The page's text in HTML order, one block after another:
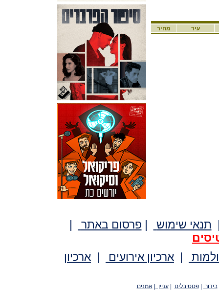
מחיר עיר
תנאי שימוש | פרסום באתר
|
| ארכיון אירועים | ארכיון
בידור |פסטיבלים |עניין |אמנים